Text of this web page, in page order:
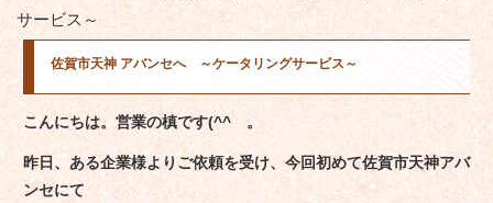
サービス～
佐賀市天神 アバンセへ ～ケータリングサービス～
こんにちは。営業の槙です(^^ゞ。
昨日、ある企業様よりご依頼を受け、今回初めて佐賀市天神アバ
ンセにて